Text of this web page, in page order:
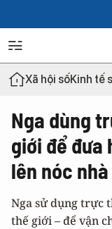
Xã hội sốKinh tế
Nga dùng
giới để đưa
lên nóc nhà
Nga sử dụng trực
thế giới – để vận